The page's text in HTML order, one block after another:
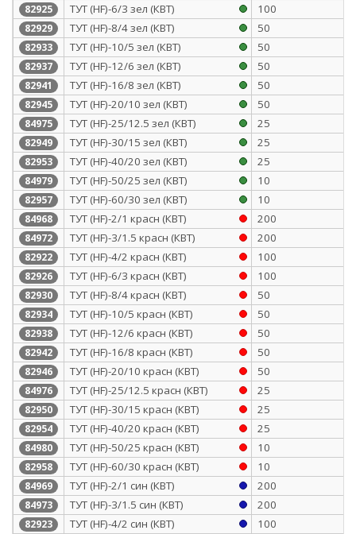
82925 ТУТ (HF)-6/3 зел (КВТ) 100
82929 ТУТ (HF)-8/4 зел (КВТ) 50
82933 ТУТ (HF)-10/5 зел (КВТ) 50
82937 ТУТ (HF)-12/6 зел (КВТ) 50
82941 ТУТ (HF)-16/8 зел (КВТ) 50
82945 ТУТ (HF)-20/10 зел (КВТ) 50
84975 ТУТ (HF)-25/12.5 зел (КВТ) 25
82949 ТУТ (HF)-30/15 зел (КВТ) 25
82953 ТУТ (HF)-40/20 зел (КВТ) 25
84979 ТУТ (HF)-50/25 зел (КВТ) 10
82957 ТУТ (HF)-60/30 зел (КВТ) 10
84968 ТУТ (HF)-2/1 красн (КВТ) 200
84972 ТУТ (HF)-3/1.5 красн (КВТ) 200
82922 ТУТ (HF)-4/2 красн (КВТ) 100
82926 ТУТ (HF)-6/3 красн (КВТ) 100
82930 ТУТ (HF)-8/4 красн (КВТ) 50
82934 ТУТ (HF)-10/5 красн (КВТ) 50
82938 ТУТ (HF)-12/6 красн (КВТ) 50
82942 ТУТ (HF)-16/8 красн (КВТ) 50
82946 ТУТ (HF)-20/10 красн (КВТ) 50
84976 ТУТ (HF)-25/12.5 красн (КВТ) 25
82950 ТУТ (HF)-30/15 красн (КВТ) 25
82954 ТУТ (HF)-40/20 красн (КВТ) 25
84980 ТУТ (HF)-50/25 красн (КВТ) 10
82958 ТУТ (HF)-60/30 красн (КВТ) 10
84969 ТУТ (HF)-2/1 син (КВТ) 200
84973 ТУТ (HF)-3/1.5 син (КВТ) 200
82923 ТУТ (HF)-4/2 син (КВТ) 100